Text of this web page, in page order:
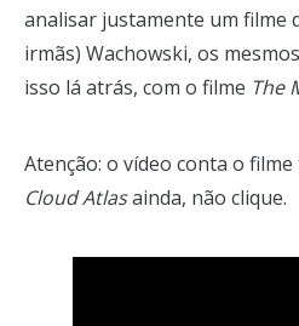
analisar justamente um filme
irmãs) Wachowski, os
isso lá atrás, com o filme The
Atenção: o vídeo conta o
Cloud Atlasainda, não clique.